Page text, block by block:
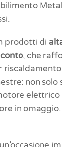
prodotti di
, che
non solo
in omaggio.